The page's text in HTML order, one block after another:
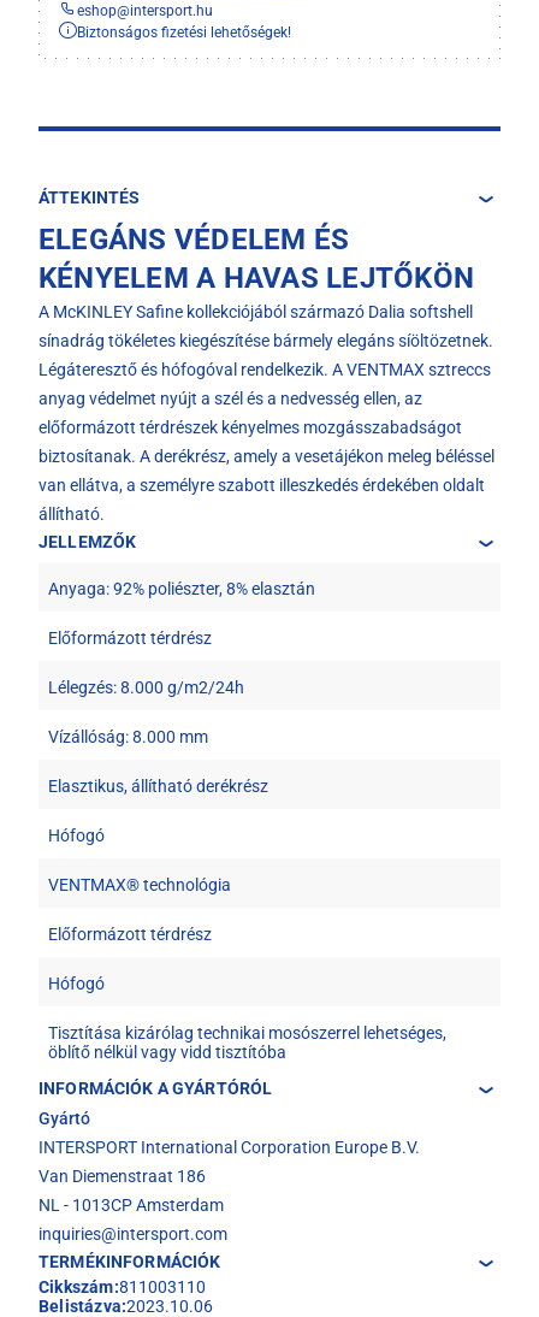
eshop@intersport.hu
Biztonságos fizetési lehetőségek!
ÁTTEKINTÉS
ELEGÁNS VÉDELEM ÉS
KÉNYELEM A HAVAS LEJTŐKÖN
A McKINLEY Safine kollekciójából származó Dalia softshell
sínadrág tökéletes kiegészítése bármely elegáns síöltözetnek.
Légáteresztő és hófogóval rendelkezik. A VENTMAX sztreccs
anyag védelmet nyújt a szél és a nedvesség ellen, az
előformázott térdrészek kényelmes mozgásszabadságot
biztosítanak. A derékrész, amely a vesetájékon meleg béléssel
van ellátva, a személyre szabott illeszkedés érdekében oldalt
állítható.
JELLEMZŐK
Anyaga: 92% poliészter, 8% elasztán
Előformázott térdrész
Lélegzés: 8.000 g/m2/24h
Vízállóság: 8.000 mm
Elasztikus, állítható derékrész
Hófogó
VENTMAX® technológia
Előformázott térdrész
Hófogó
Tisztítása kizárólag technikai mosószerrel lehetséges,
öblítő nélkül vagy vidd tisztítóba
INFORMÁCIÓK A GYÁRTÓRÓL
Gyártó
INTERSPORT International Corporation Europe B.V.
Van Diemenstraat 186
NL - 1013CP Amsterdam
inquiries@intersport.com
TERMÉKINFORMÁCIÓK
Cikkszám:811003110
Belistázva:2023.10.06